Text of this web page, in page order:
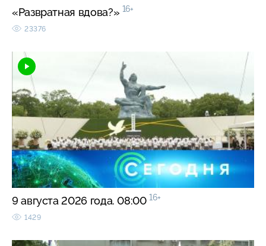
«Развратная вдова?» 16+
23376
9 августа 2026 года. 08:00 16+
1429